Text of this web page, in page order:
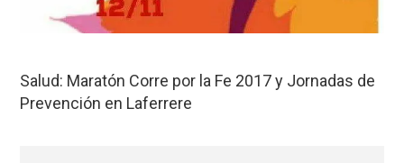
Salud: Maratón Corre por la Fe 2017 y Jornadas de
Prevención en Laferrere